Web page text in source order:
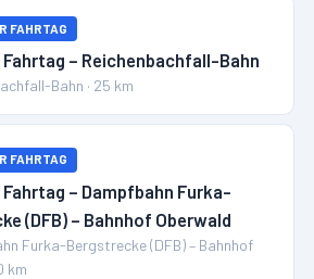
FAHRTAG
Fahrtag – Reichenbachfall-Bahn
Bahn · 25 km
FAHRTAG
Fahrtag – Dampfbahn Furka-
(DFB) – Bahnhof Oberwald
Furka-Bergstrecke (DFB) – Bahnhof
km